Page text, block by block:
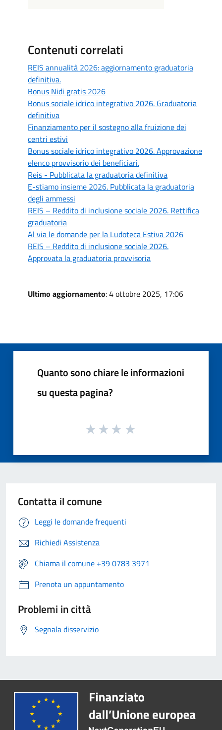
Contenuti correlati
REIS annualità 2026: aggiornamento graduatoria
definitiva.
Bonus Nidi gratis 2026
Bonus sociale idrico integrativo 2026. Graduatoria
definitiva
Finanziamento per il sostegno alla fruizione dei
centri estivi
Bonus sociale idrico integrativo 2026. Approvazione
elenco provvisorio dei beneficiari.
Reis - Pubblicata la graduatoria definitiva
E-stiamo insieme 2026. Pubblicata la graduatoria
degli ammessi
REIS – Reddito di inclusione sociale 2026. Rettifica
graduatoria
Al via le domande per la Ludoteca Estiva 2026
REIS – Reddito di inclusione sociale 2026.
Approvata la graduatoria provvisoria
Ultimo aggiornamento: 4 ottobre 2025, 17:06
Quanto sono chiare le informazioni
su questa pagina?
Contatta il comune
Leggi le domande frequenti
Richiedi Assistenza
Chiama il comune +39 0783 3971
Prenota un appuntamento
Problemi in città
Segnala disservizio